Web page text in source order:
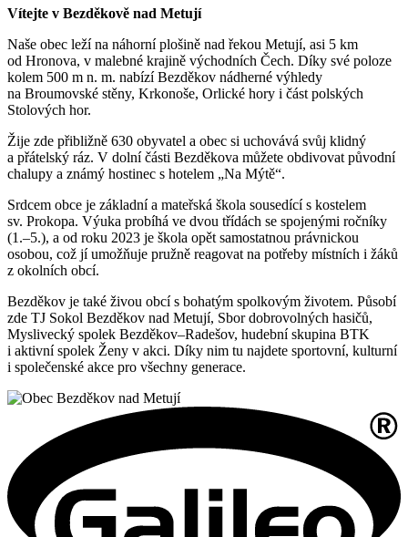
Vítejte v Bezděkově nad Metují
Naše obec leží na náhorní plošině nad řekou Metují, asi 5 km
od Hronova, v malebné krajině východních Čech. Díky své poloze
kolem 500 m n. m. nabízí Bezděkov nádherné výhledy
na Broumovské stěny, Krkonoše, Orlické hory i část polských
Stolových hor.
Žije zde přibližně 630 obyvatel a obec si uchovává svůj klidný
a přátelský ráz. V dolní části Bezděkova můžete obdivovat původní
chalupy a známý hostinec s hotelem „Na Mýtě“.
Srdcem obce je základní a mateřská škola sousedící s kostelem
sv. Prokopa. Výuka probíhá ve dvou třídách se spojenými ročníky
(1.–5.), a od roku 2023 je škola opět samostatnou právnickou
osobou, což jí umožňuje pružně reagovat na potřeby místních i žáků
z okolních obcí.
Bezděkov je také živou obcí s bohatým spolkovým životem. Působí
zde TJ Sokol Bezděkov nad Metují, Sbor dobrovolných hasičů,
Myslivecký spolek Bezděkov–Radešov, hudební skupina BTK
i aktivní spolek Ženy v akci. Díky nim tu najdete sportovní, kulturní
i společenské akce pro všechny generace.